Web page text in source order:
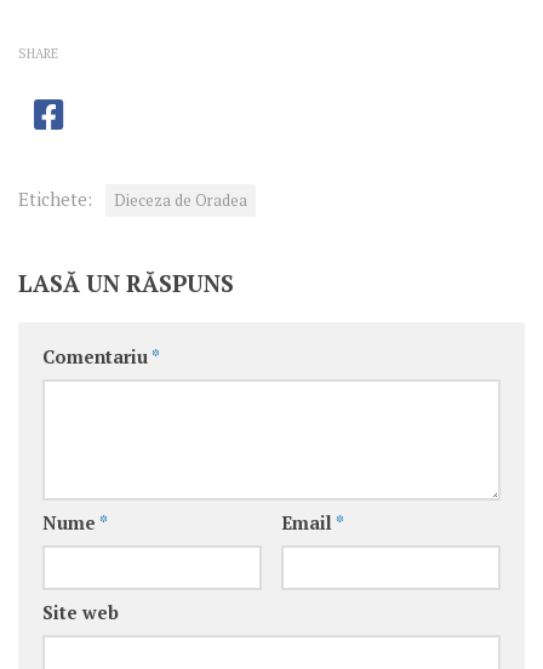
SHARE
Etichete: Dieceza de Oradea
LASĂ UN RĂSPUNS
Comentariu *
Nume * Email *
Site web